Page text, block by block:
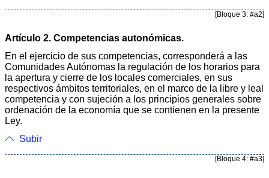
[Bloque 3: #a2]
Artículo 2. Competencias autonómicas.
En el ejercicio de sus competencias, corresponderá a las
Comunidades Autónomas la regulación de los horarios para
la apertura y cierre de los locales comerciales, en sus
respectivos ámbitos territoriales, en el marco de la libre y leal
competencia y con sujeción a los principios generales sobre
ordenación de la economía que se contienen en la presente
Ley.
Subir
[Bloque 4: #a3]